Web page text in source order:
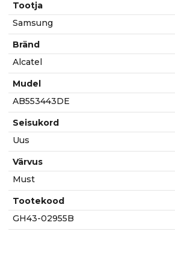
kogus
Tootja
Samsung
Bränd
Alcatel
Mudel
AB553443DE
Seisukord
Uus
Värvus
Must
Tootekood
GH43-02955B